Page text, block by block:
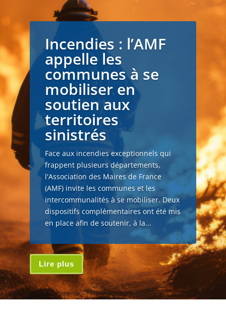
Incendies : l’AMF
appelle les
communes à se
mobiliser en
soutien aux
territoires
sinistrés
Face aux incendies exceptionnels qui
frappent plusieurs départements,
l'Association des Maires de France
(AMF) invite les communes et les
intercommunalités à se mobiliser. Deux
dispositifs complémentaires ont été mis
en place afin de soutenir, à la...
Lire plus